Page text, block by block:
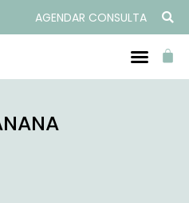
AGENDAR CONSULTA